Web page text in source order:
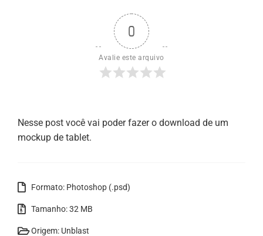
0
Avalie este arquivo
Nesse post você vai poder fazer o download de um
mockup de tablet.
Formato: Photoshop (.psd)
Tamanho: 32 MB
Origem: Unblast